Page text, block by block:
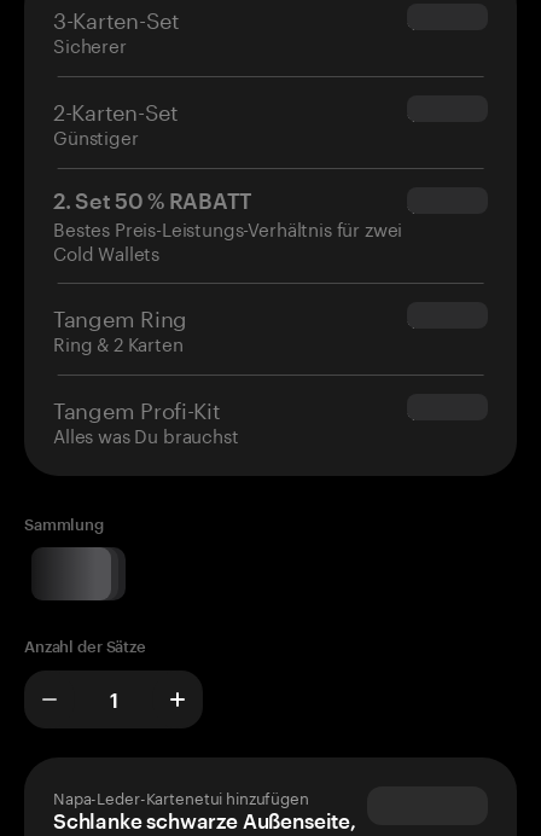
3-Karten-Set
Sicherer
$69.90
2-Karten-Set
Günstiger
$54.90
2. Set 50 % RABATT
Bestes Preis-Leistungs-Verhältnis für zwei
Cold Wallets
$34.95
Tangem Ring
Ring & 2 Karten
$160.00
Tangem Profi-Kit
Alles was Du brauchst
$180.00
Sammlung
Anzahl der Sätze
Napa-Leder-Kartenetui hinzufügen
Schlanke schwarze Außenseite,